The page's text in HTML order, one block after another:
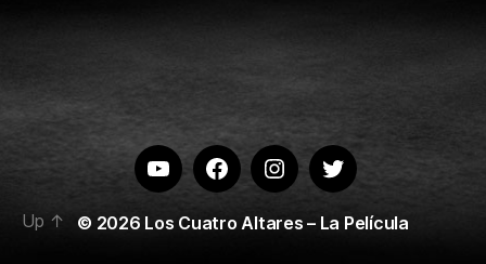
YoutubeFacebookInstagramTwitter
© 2026 Los Cuatro Altares – La Película
Up ↑